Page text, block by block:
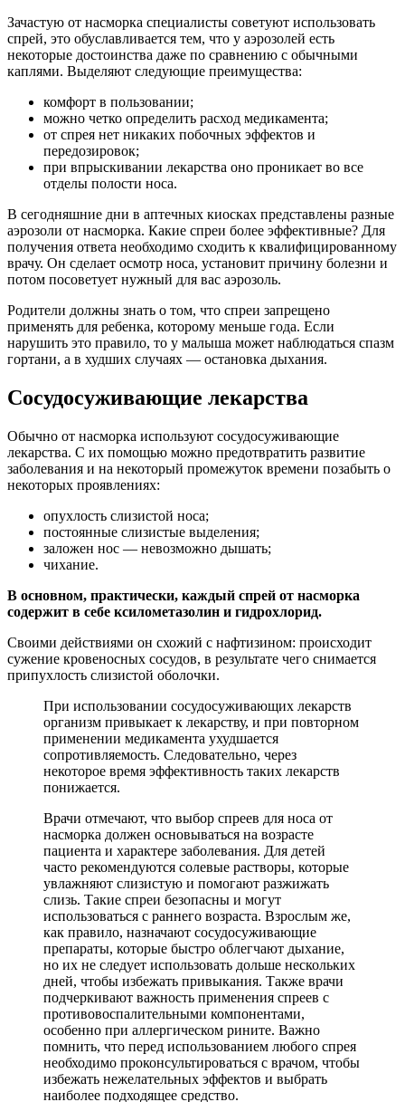
Зачастую от насморка специалисты советуют использовать
спрей, это обуславливается тем, что у аэрозолей есть
некоторые достоинства даже по сравнению с обычными
каплями. Выделяют следующие преимущества:
комфорт в пользовании;
можно четко определить расход медикамента;
от спрея нет никаких побочных эффектов и
передозировок;
при впрыскивании лекарства оно проникает во все
отделы полости носа.
В сегодняшние дни в аптечных киосках представлены разные
аэрозоли от насморка. Какие спреи более эффективные? Для
получения ответа необходимо сходить к квалифицированному
врачу. Он сделает осмотр носа, установит причину болезни и
потом посоветует нужный для вас аэрозоль.
Родители должны знать о том, что спреи запрещено
применять для ребенка, которому меньше года. Если
нарушить это правило, то у малыша может наблюдаться спазм
гортани, а в худших случаях — остановка дыхания.
Сосудосуживающие лекарства
Обычно от насморка используют сосудосуживающие
лекарства. С их помощью можно предотвратить развитие
заболевания и на некоторый промежуток времени позабыть о
некоторых проявлениях:
опухлость слизистой носа;
постоянные слизистые выделения;
заложен нос — невозможно дышать;
чихание.
В основном, практически, каждый спрей от насморка
содержит в себе ксилометазолин и гидрохлорид.
Своими действиями он схожий с нафтизином: происходит
сужение кровеносных сосудов, в результате чего снимается
припухлость слизистой оболочки.
При использовании сосудосуживающих лекарств
организм привыкает к лекарству, и при повторном
применении медикамента ухудшается
сопротивляемость. Следовательно, через
некоторое время эффективность таких лекарств
понижается.
Врачи отмечают, что выбор спреев для носа от
насморка должен основываться на возрасте
пациента и характере заболевания. Для детей
часто рекомендуются солевые растворы, которые
увлажняют слизистую и помогают разжижать
слизь. Такие спреи безопасны и могут
использоваться с раннего возраста. Взрослым же,
как правило, назначают сосудосуживающие
препараты, которые быстро облегчают дыхание,
но их не следует использовать дольше нескольких
дней, чтобы избежать привыкания. Также врачи
подчеркивают важность применения спреев с
противовоспалительными компонентами,
особенно при аллергическом рините. Важно
помнить, что перед использованием любого спрея
необходимо проконсультироваться с врачом, чтобы
избежать нежелательных эффектов и выбрать
наиболее подходящее средство.